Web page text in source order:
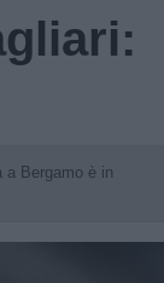
a Bergamo è in